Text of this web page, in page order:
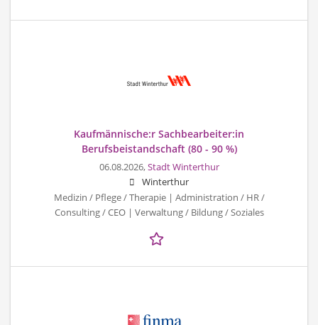
Kaufmännische:r Sachbearbeiter:in
Berufsbeistandschaft (80 - 90 %)
06.08.2026,Stadt Winterthur
Winterthur
Medizin / Pflege / Therapie | Administration / HR /
Consulting / CEO | Verwaltung / Bildung / Soziales